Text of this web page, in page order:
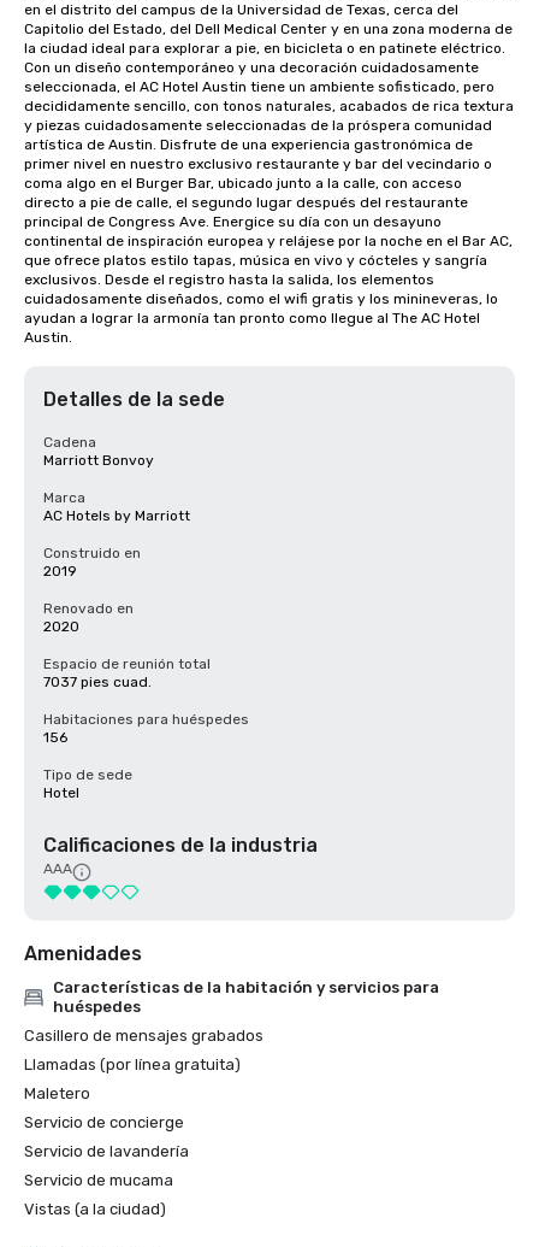
en el distrito del campus de la Universidad de Texas, cerca del
Capitolio del Estado, del Dell Medical Center y en una zona moderna de
la ciudad ideal para explorar a pie, en bicicleta o en patinete eléctrico.
Con un diseño contemporáneo y una decoración cuidadosamente
seleccionada, el AC Hotel Austin tiene un ambiente sofisticado, pero
decididamente sencillo, con tonos naturales, acabados de rica textura
y piezas cuidadosamente seleccionadas de la próspera comunidad
artística de Austin. Disfrute de una experiencia gastronómica de
primer nivel en nuestro exclusivo restaurante y bar del vecindario o
coma algo en el Burger Bar, ubicado junto a la calle, con acceso
directo a pie de calle, el segundo lugar después del restaurante
principal de Congress Ave. Energice su día con un desayuno
continental de inspiración europea y relájese por la noche en el Bar AC,
que ofrece platos estilo tapas, música en vivo y cócteles y sangría
exclusivos. Desde el registro hasta la salida, los elementos
cuidadosamente diseñados, como el wifi gratis y los minineveras, lo
ayudan a lograr la armonía tan pronto como llegue al The AC Hotel
Austin.
Detalles de la sede
Cadena
Marriott Bonvoy
Marca
AC Hotels by Marriott
Construido en
2019
Renovado en
2020
Espacio de reunión total
7037 pies cuad.
Habitaciones para huéspedes
156
Tipo de sede
Hotel
Calificaciones de la industria
AAA
Amenidades
Características de la habitación y servicios para
huéspedes
Casillero de mensajes grabados
Llamadas (por línea gratuita)
Maletero
Servicio de concierge
Servicio de lavandería
Servicio de mucama
Vistas (a la ciudad)